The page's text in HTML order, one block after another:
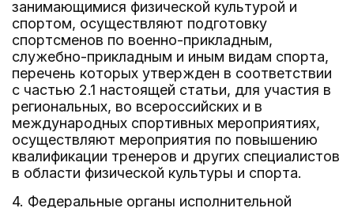
занимающимися физической культурой и
спортом, осуществляют подготовку
спортсменов по военно-прикладным,
служебно-прикладным и иным видам спорта,
перечень которых утвержден в соответствии
с частью 2.1 настоящей статьи, для участия в
региональных, во всероссийских и в
международных спортивных мероприятиях,
осуществляют мероприятия по повышению
квалификации тренеров и других специалистов
в области физической культуры и спорта.
4. Федеральные органы исполнительной